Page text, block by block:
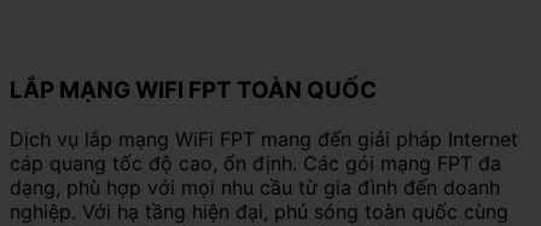
LẮP MẠNG WIFI FPT TOÀN QUỐC
Dịch vụ lắp mạng WiFi FPT mang đến giải pháp Internet
cáp quang tốc độ cao, ổn định. Các gói mạng FPT đa
dạng, phù hợp với mọi nhu cầu từ gia đình đến doanh
nghiệp. Với hạ tầng hiện đại, phủ sóng toàn quốc cùng